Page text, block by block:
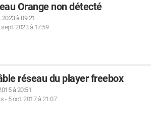
Orange non détecté
à 09:21
sept. 2023 à 17:59
réseau du player freebox
à 20:51
- 5 oct. 2017 à 21:07